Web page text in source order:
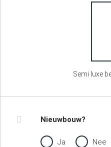
Semi luxe
Nieuwbouw?
Ja Nee